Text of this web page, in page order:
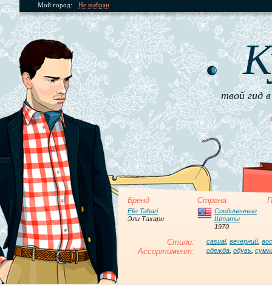
Мой город: Не выбран
твой гид
Бренд Страна
Elie Tahari
Эли Тахари
Соединенные
Штаты
1970
Стили: casual, вечерний
Ассортимент: одежда обувь